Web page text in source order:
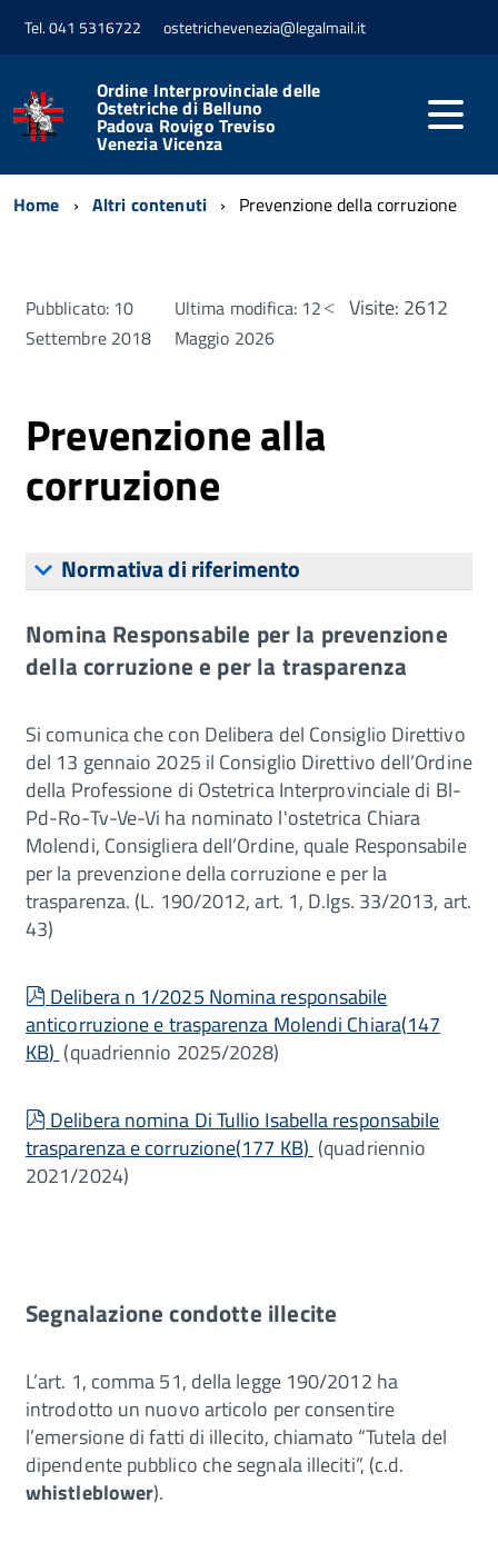
Tel. 041 5316722 ostetrichevenezia@legalmail.it
Ordine Interprovinciale delle
Ostetriche di Belluno
Padova Rovigo Treviso
Venezia Vicenza
Home Altri contenuti Prevenzione della corruzione
Pubblicato: 10
Settembre 2018
Ultima modifica: 12
Maggio 2026
Visite: 2612
Prevenzione alla
corruzione
Normativa di riferimento
Nomina Responsabile per la prevenzione
della corruzione e per la trasparenza
Si comunica che con Delibera del Consiglio Direttivo
del 13 gennaio 2025 il Consiglio Direttivo dell’Ordine
della Professione di Ostetrica Interprovinciale di Bl-
Pd-Ro-Tv-Ve-Vi ha nominato l'ostetrica Chiara
Molendi, Consigliera dell’Ordine, quale Responsabile
per la prevenzione della corruzione e per la
trasparenza. (L. 190/2012, art. 1, D.lgs. 33/2013, art.
43)
pdf
Delibera n 1/2025 Nomina responsabile
anticorruzione e trasparenza Molendi Chiara(147
KB) (quadriennio 2025/2028)
pdf
Delibera nomina Di Tullio Isabella responsabile
trasparenza e corruzione(177 KB) (quadriennio
2021/2024)
Segnalazione condotte illecite
L’art. 1, comma 51, della legge 190/2012 ha
introdotto un nuovo articolo per consentire
l’emersione di fatti di illecito, chiamato “Tutela del
dipendente pubblico che segnala illeciti”, (c.d.
whistleblower).